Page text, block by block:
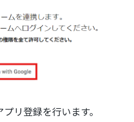
リ登録を行います。